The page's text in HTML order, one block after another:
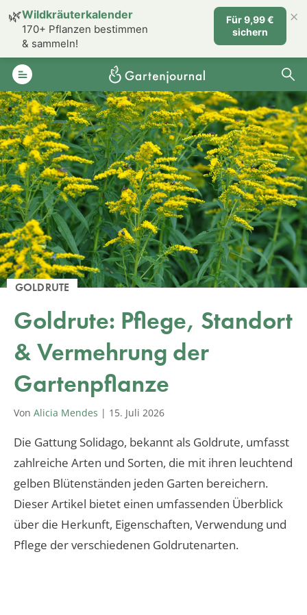
GOLDRUTE
Goldrute: Pflege, Standort
& Vermehrung der
Gartenpflanze
Von Alicia Mendes | 15. Juli 2026
Die Gattung Solidago, bekannt als Goldrute, umfasst
zahlreiche Arten und Sorten, die mit ihren leuchtend
gelben Blütenständen jeden Garten bereichern.
Dieser Artikel bietet einen umfassenden Überblick
über die Herkunft, Eigenschaften, Verwendung und
Pflege der verschiedenen Goldrutenarten.
🌿Wildkräuterkalender
170+ Pflanzen bestimmen
& sammeln!
Für 9,99 €
sichern
×